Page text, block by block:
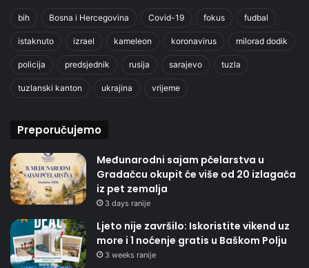
bih Bosna i Hercegovina Covid-19 fokus fudbal
istaknuto izrael kameleon koronavirus milorad dodik
policija predsjednik rusija sarajevo tuzla
tuzlanski kanton ukrajina vrijeme
Preporučujemo
Međunarodni sajam pčelarstva u
Gradačcu okupit će više od 20 izlagača
iz pet zemalja
3 days ranije
Ljeto nije završilo: Iskoristite vikend uz
more i 1 noćenje gratis u Baškom Polju
3 weeks ranije